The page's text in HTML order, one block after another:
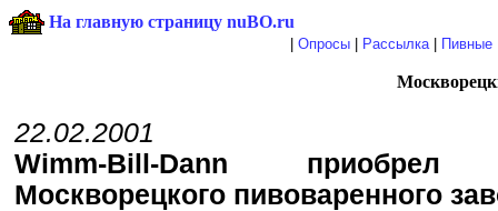
На главную страницу nuBO.ru
Опросы| Рассылка| Пивные
22.02.2001
Wimm-Bill-Dann
Москворецкого пивоваренного